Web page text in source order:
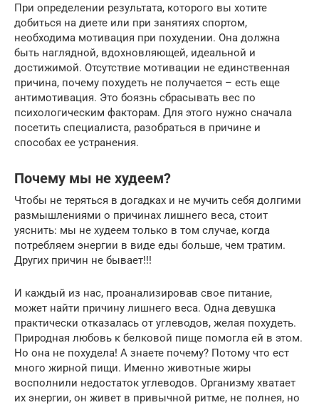
При определении результата, которого вы хотите
добиться на диете или при занятиях спортом,
необходима мотивация при похудении. Она должна
быть наглядной, вдохновляющей, идеальной и
достижимой. Отсутствие мотивации не единственная
причина, почему похудеть не получается – есть еще
антимотивация. Это боязнь сбрасывать вес по
психологическим факторам. Для этого нужно сначала
посетить специалиста, разобраться в причине и
способах ее устранения.
Почему мы не худеем?
Чтобы не теряться в догадках и не мучить себя долгими
размышлениями о причинах лишнего веса, стоит
уяснить: мы не худеем только в том случае, когда
потребляем энергии в виде еды больше, чем тратим.
Других причин не бывает!!!
И каждый из нас, проанализировав свое питание,
может найти причину лишнего веса. Одна девушка
практически отказалась от углеводов, желая похудеть.
Природная любовь к белковой пище помогла ей в этом.
Но она не похудела! А знаете почему? Потому что ест
много жирной пищи. Именно животные жиры
восполнили недостаток углеводов. Организму хватает
их энергии, он живет в привычной ритме, не полнея, но